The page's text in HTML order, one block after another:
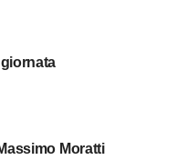
giornata
Moratti